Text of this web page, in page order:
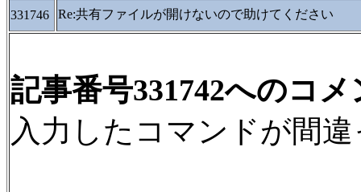
331746 Re:共有ファイルが開けないので助けてください
記事番号331742へのコメ
入力したコマンドが間